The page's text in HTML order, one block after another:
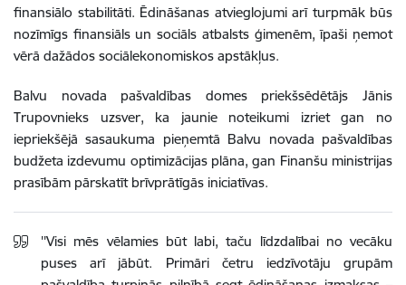
finansiālo stabilitāti. Ēdināšanas atvieglojumi arī turpmāk būs
nozīmīgs finansiāls un sociāls atbalsts ģimenēm, īpaši ņemot
vērā dažādos sociālekonomiskos apstākļus.
Balvu novada pašvaldības domes priekšsēdētājs Jānis
Trupovnieks uzsver, ka jaunie noteikumi izriet gan no
iepriekšējā sasaukuma pieņemtā Balvu novada pašvaldības
budžeta izdevumu optimizācijas plāna, gan Finanšu ministrijas
prasībām pārskatīt brīvprātīgās iniciatīvas.
''Visi mēs vēlamies būt labi, taču līdzdalībai no vecāku
puses arī jābūt. Primāri četru iedzīvotāju grupām